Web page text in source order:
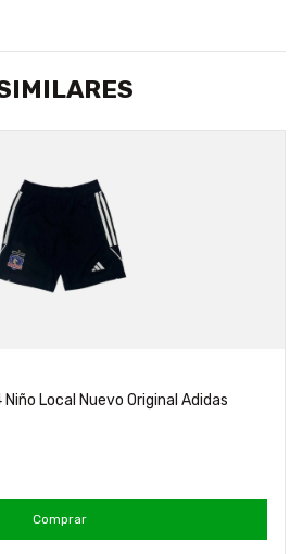
Local Nuevo Original Adidas
Comprar